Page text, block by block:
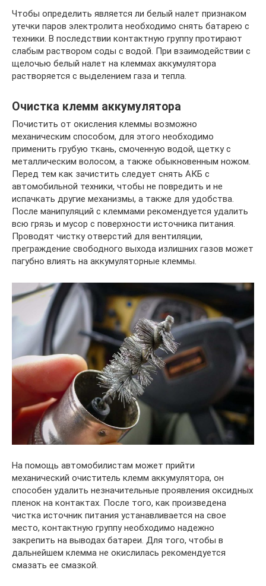
Чтобы определить является ли белый налет признаком
утечки паров электролита необходимо снять батарею с
техники. В последствии контактную группу протирают
слабым раствором соды с водой. При взаимодействии с
щелочью белый налет на клеммах аккумулятора
растворяется с выделением газа и тепла.
Очистка клемм аккумулятора
Почистить от окисления клеммы возможно
механическим способом, для этого необходимо
применить грубую ткань, смоченную водой, щетку с
металлическим волосом, а также обыкновенным ножом.
Перед тем как зачистить следует снять АКБ с
автомобильной техники, чтобы не повредить и не
испачкать другие механизмы, а также для удобства.
После манипуляций с клеммами рекомендуется удалить
всю грязь и мусор с поверхности источника питания.
Проводят чистку отверстий для вентиляции,
преграждение свободного выхода излишних газов может
пагубно влиять на аккумуляторные клеммы.
На помощь автомобилистам может прийти
механический очиститель клемм аккумулятора, он
способен удалить незначительные проявления оксидных
пленок на контактах. После того, как произведена
чистка источник питания устанавливается на свое
место, контактную группу необходимо надежно
закрепить на выводах батареи. Для того, чтобы в
дальнейшем клемма не окислилась рекомендуется
смазать ее смазкой.